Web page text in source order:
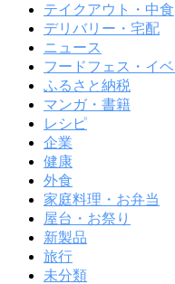
テイクアウト・中食
デリバリー・宅配
ニュース
フードフェス・イベ
ふるさと納税
マンガ・書籍
レシピ
企業
健康
外食
家庭料理・お弁当
屋台・お祭り
新製品
旅行
未分類